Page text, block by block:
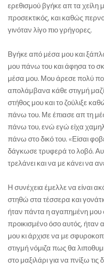
ερεθισμού βγήκε απ τα χείλη
προσεκτικός, και καθώς
γινόταν λίγο πιο γρήγορες.
Βγήκε από μέσα μου και
μου πάνω του και άφησα το
μέσα μου. Μου άρεσε πολύ
απολάμβανα κάθε στιγμή
στήθος μου και το ζούλιξε
πάνω του. Με έπιασε απ τη
πάνω του, ενώ εγώ είχα
πάνω στο δικό του. «Είσαι
δάγκωσε τρυφερά το λοβό.
τρελάνει και να με κάνει να
Η συνέχεια έμελλε να είναι
στηθώ στα τέσσερα και
ήταν πάντα η αγαπημένη μου
προικισμένο όσο αυτός,
μου κι άρχισε να με
στιγμή νόμιζα πως θα
στο μαξιλάρι για να πνίξω